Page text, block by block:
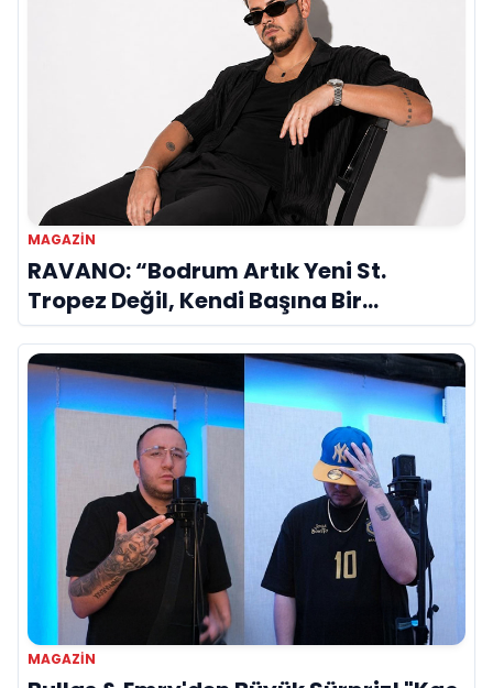
MAGAZIN
RAVANO: “Bodrum Artık Yeni St.
Tropez Değil, Kendi Başına Bir
Referans”
MAGAZIN